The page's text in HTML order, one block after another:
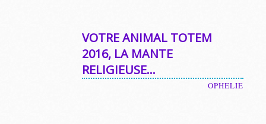
VOTRE ANIMAL TOTEM
2016, LA MANTE
RELIGIEUSE…
OPHELIE